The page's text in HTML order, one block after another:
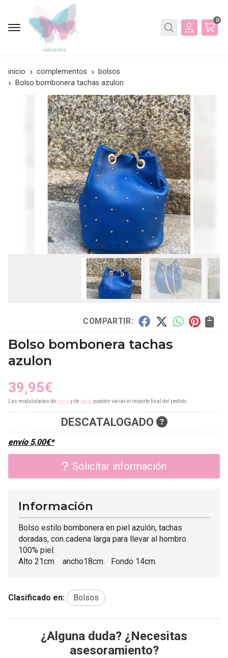
Buscar
0
inicio complementos
bolsos
Bolso bombonera tachas azulon
COMPARTIR:
Bolso bombonera tachas
azulon
39,95€
Las modalidades deenvíoy de pago pueden variar el importe final del pedido.
DESCATALOGADO
envío 5,00€*
Solicitar información
Información
Bolso estilo bombonera en piel azulón, tachas
doradas, con cadena larga para llevar al hombro.
100% piel.
Alto 21cm ancho18cm. Fondo 14cm.
Clasificado en: Bolsos
¿Alguna duda? ¿Necesitas
asesoramiento?